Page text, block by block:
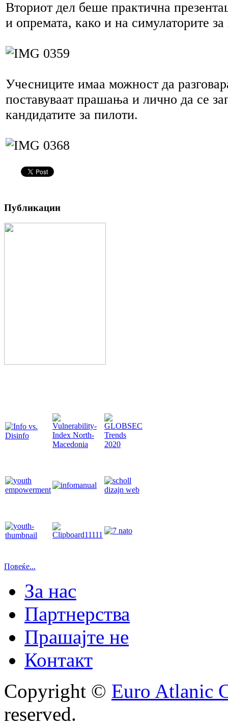
Вториот дел беше практична
и опремата, како и на симулаторите
Учесниците имаа можност да
поставуваат прашања и лично да се
кандидатите за пилоти.
Публикации
Повеќе...
За нас
Партнерства
Прашајте не
Контакт
Copyright © Euro Atlanic
reserved.